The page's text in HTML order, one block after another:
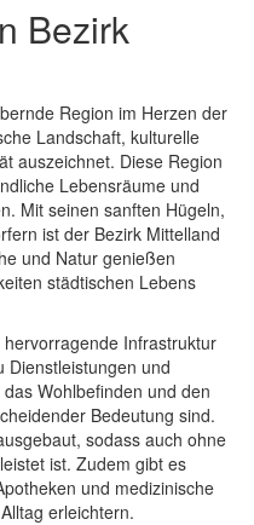
Bezirk
Region im Herzen der
Landschaft, kulturelle
auszeichnet. Diese Region
Lebensräume und
Mit seinen sanften Hügeln,
ist der Bezirk Mittelland
und Natur genießen
städtischen Lebens
Infrastruktur
Dienstleistungen und
Wohlbefinden und den
Bedeutung sind.
sodass auch ohne
ist. Zudem gibt es
und medizinische
erleichtern.